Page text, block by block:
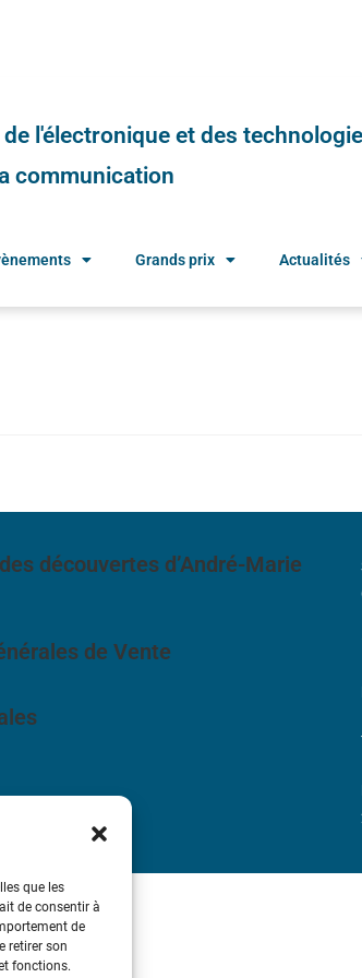
que les
de consentir à
de
retirer son
fonctions.
l'électronique et des
communication
Grands prix Actualités
découvertes d’André-Marie
de Vente